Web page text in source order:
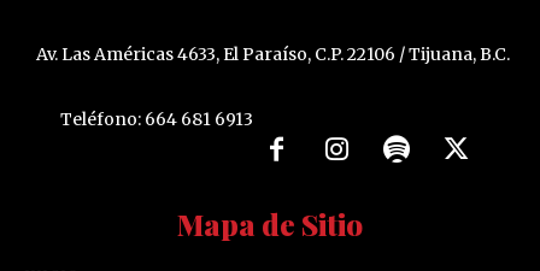
Av. Las Américas 4633, El Paraíso, C.P. 22106 / Tijuana, B.C.
Teléfono: 664 681 6913
Mapa de Sitio